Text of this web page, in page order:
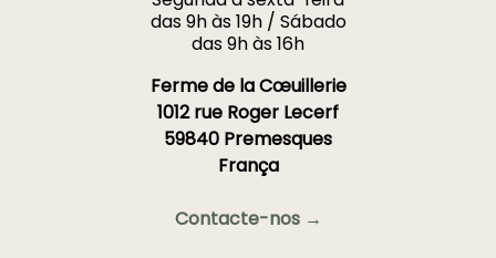
das 9h às 19h / Sábado
das 9h às 16h
Ferme de la Cœuillerie
1012 rue Roger Lecerf
59840 Premesques
França
Contacte-nos →